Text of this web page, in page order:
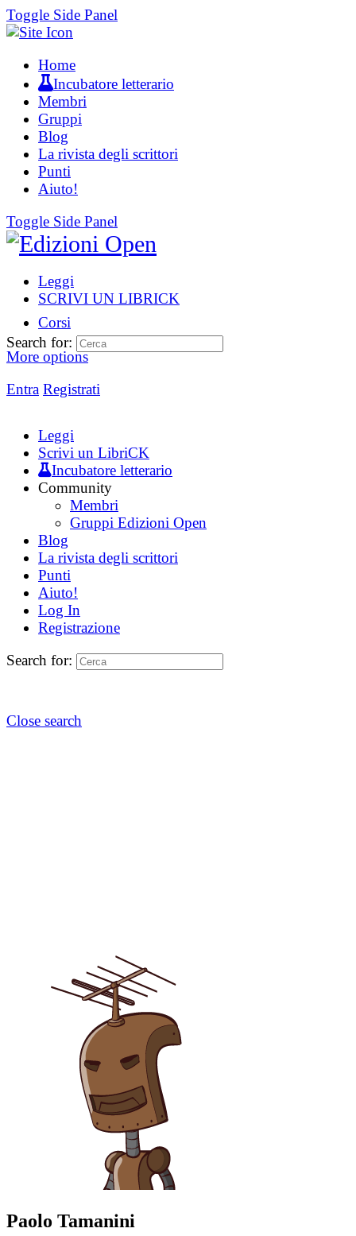
Toggle Side Panel
Home
Incubatore letterario
Membri
Gruppi
Blog
La rivista degli scrittori
Punti
Aiuto!
Toggle Side Panel
Leggi
SCRIVI UN LIBRICK
Corsi
More options
Entra Registrati
Search for:
Leggi
Scrivi un LibriCK
Incubatore letterario
Community
Membri
Gruppi Edizioni Open
Blog
La rivista degli scrittori
Punti
Aiuto!
Log In
Registrazione
Search for:
Close search
Paolo Tamanini